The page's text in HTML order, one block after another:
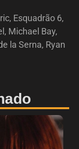
, Esquadrão 6,
, Michael Bay,
la Serna, Ryan